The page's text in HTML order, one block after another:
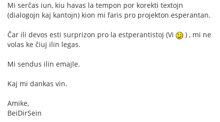
Mi serĉas iun, kiu havas la tempon por korekti textojn
(dialogojn kaj kantojn) kion mi faris pro projekton esperantan.
Ĉar ili devos esti surprizon pro la estperantistoj (Vi
) , mi ne
volas ke ĉiuj ilin legas.
Mi sendus ilin emajle.
Kaj mi dankas vin.
Amike,
BeiDirSein